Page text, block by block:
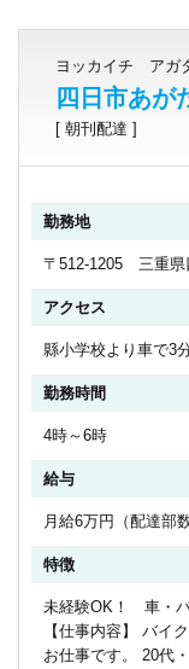
ヨッカイチ アガ
四日市あが
[ 朝刊配達 ]
勤務地
〒512-1205 三重
アクセス
縣小学校より車で3
勤務時間
4時～6時
給与
月給6万円（配達部
特徴
未経験OK！ 車・
【仕事内容】 バイ
お仕事です。 20代